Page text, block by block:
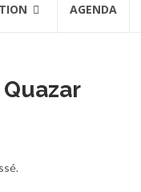
AGENDA
Quazar